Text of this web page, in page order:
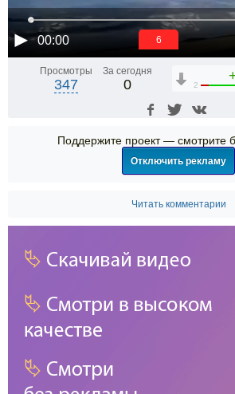
00:00 6
Просмотры
347
За сегодня
0 2
Поддержите проект — смотрите
Отключить рекламу
Читать комментарии